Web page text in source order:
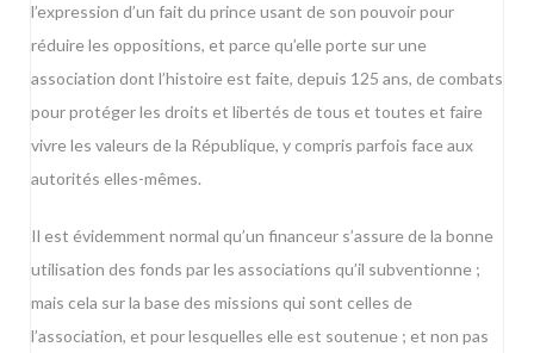
l’expression d’un fait du prince usant de son pouvoir pour
réduire les oppositions, et parce qu’elle porte sur une
association dont l’histoire est faite, depuis 125 ans, de combats
pour protéger les droits et libertés de tous et toutes et faire
vivre les valeurs de la République, y compris parfois face aux
autorités elles-mêmes.
Il est évidemment normal qu’un financeur s’assure de la bonne
utilisation des fonds par les associations qu’il subventionne ;
mais cela sur la base des missions qui sont celles de
l’association, et pour lesquelles elle est soutenue ; et non pas